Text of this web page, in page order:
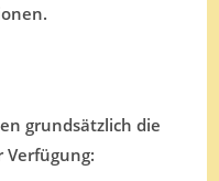
grundsätzlich die